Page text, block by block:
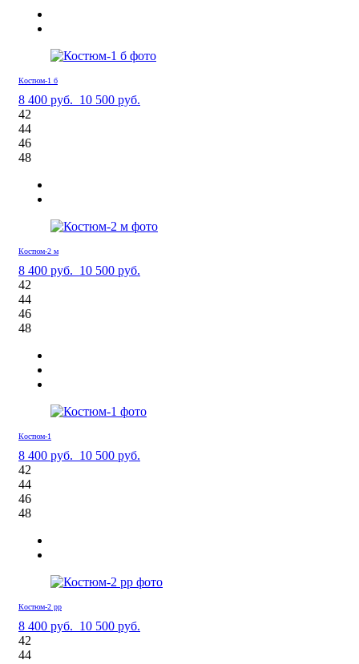
Костюм-1 б
8 400 руб. 10 500 руб.
42
44
46
48
Костюм-2 м
8 400 руб. 10 500 руб.
42
44
46
48
Костюм-1
8 400 руб. 10 500 руб.
42
44
46
48
Костюм-2 рр
8 400 руб. 10 500 руб.
42
44